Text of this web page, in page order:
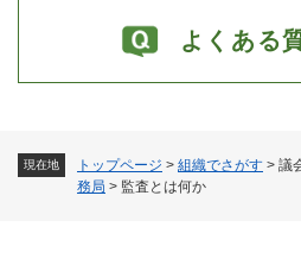
現在地 トップページ > 組織でさがす > 議
務局 > 監査とは何か
よくある